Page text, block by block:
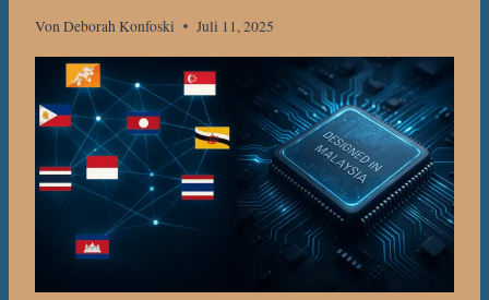
Von Deborah Konfoski Juli 11, 2025